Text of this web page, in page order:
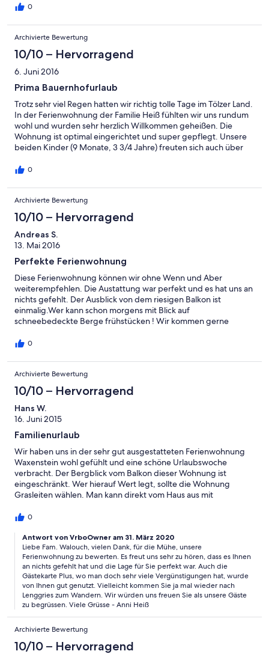
jammern auf hohem Niveau! Wir kommen gerne im nächsten
0
Archivierte Bewertung
10/10 – Hervorragend
6. Juni 2016
Prima Bauernhofurlaub
Trotz sehr viel Regen hatten wir richtig tolle Tage im Tölzer Land.
In der Ferienwohnung der Familie Heiß fühlten wir uns rundum
wohl und wurden sehr herzlich Willkommen geheißen. Die
Wohnung ist optimal eingerichtet und super gepflegt. Unsere
beiden Kinder (9 Monate, 3 3/4 Jahre) freuten sich auch über
Morgen konnten wir die leckere Milch genießen und außerdem
kommen auf jeden Fall mal wieder. M&B mit N&E
0
Archivierte Bewertung
10/10 – Hervorragend
Andreas S.
13. Mai 2016
Perfekte Ferienwohnung
Diese Ferienwohnung können wir ohne Wenn und Aber
weiterempfehlen. Die Austattung war perfekt und es hat uns an
nichts gefehlt. Der Ausblick von dem riesigen Balkon ist
einmalig.Wer kann schon morgens mit Blick auf
schneebedeckte Berge frühstücken ! Wir kommen gerne
0
Archivierte Bewertung
10/10 – Hervorragend
Hans W.
16. Juni 2015
Familienurlaub
Wir haben uns in der sehr gut ausgestatteten Ferienwohnung
Waxenstein wohl gefühlt und eine schöne Urlaubswoche
verbracht. Der Bergblick vom Balkon dieser Wohnung ist
eingeschränkt. Wer hierauf Wert legt, sollte die Wohnung
Grasleiten wählen. Man kann direkt vom Haus aus mit
km entfernt und auch zu Fuß gut erreichbar. Eine Bereicherung
Empfehlenswert ist die an der Isar gelegene Pizzeria Luna Piena
mit schönem Freibereich.
0
Antwort von VrboOwner am 31. März 2020
Liebe Fam. Walouch, vielen Dank, für die Mühe, unsere
Ferienwohnung zu bewerten. Es freut uns sehr zu hören, dass es Ihnen
an nichts gefehlt hat und die Lage für Sie perfekt war. Auch die
Gästekarte Plus, wo man doch sehr viele Vergünstigungen hat, wurde
von Ihnen gut genutzt. Vielleicht kommen Sie ja mal wieder nach
Lenggries zum Wandern. Wir würden uns freuen Sie als unsere Gäste
zu begrüssen. Viele Grüsse - Anni Heiß
Archivierte Bewertung
10/10 – Hervorragend